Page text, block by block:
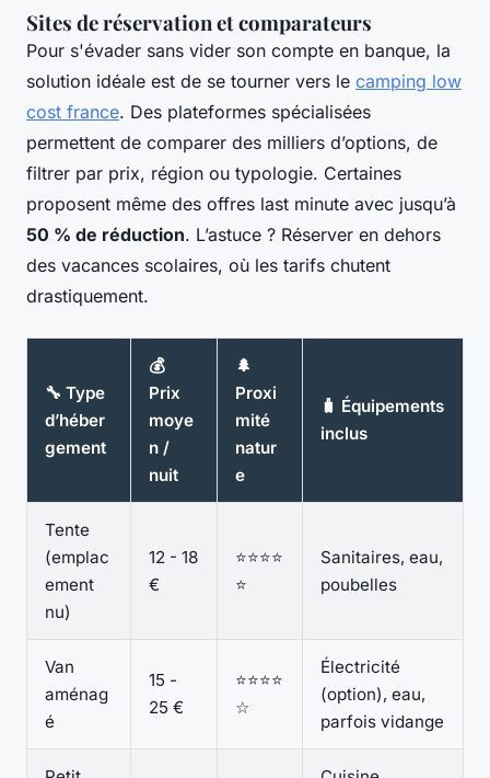
Sites de réservation et comparateurs
Pour s'évader sans vider son compte en banque, la
solution idéale est de se tourner vers le camping low
cost france. Des plateformes spécialisées
permettent de comparer des milliers d’options, de
filtrer par prix, région ou typologie. Certaines
proposent même des offres last minute avec jusqu’à
50 % de réduction. L’astuce ? Réserver en dehors
des vacances scolaires, où les tarifs chutent
drastiquement.
🔧 Type
d’héber
gement
💰
Prix
moye
n /
nuit
🌲
Proxi
mité
natur
e
🧳 Équipements
inclus
Tente
(emplac
ement
nu)
12 - 18
€
⭐⭐⭐⭐
⭐
Sanitaires, eau,
poubelles
Van
aménag
é
15 -
25 €
⭐⭐⭐⭐
☆
Électricité
(option), eau,
parfois vidange